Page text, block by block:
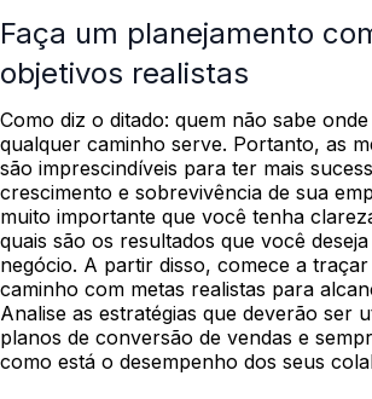
Faça um planejamento
objetivos realistas
Como diz o ditado: quem não sabe
qualquer caminho serve. Portanto, as
são imprescindíveis para ter mais
crescimento e sobrevivência de sua
muito importante que você tenha
quais são os resultados que você
negócio. A partir disso, comece a
caminho com metas realistas para
Analise as estratégias que deverão ser
planos de conversão de vendas e
como está o desempenho dos seus